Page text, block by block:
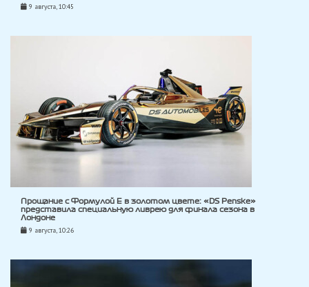
9 августа, 10:45
Прощание с Формулой E в золотом цвете: «DS Penske»
представила специальную ливрею для финала сезона в
Лондоне
9 августа, 10:26